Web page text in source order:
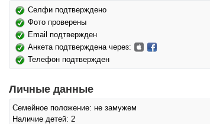
Селфи подтверждено
Фото проверены
Email подтвержден
Анкета подтверждена через:
Телефон подтвержден
Личные данные
Семейное положение: не замужем
Наличие детей: 2